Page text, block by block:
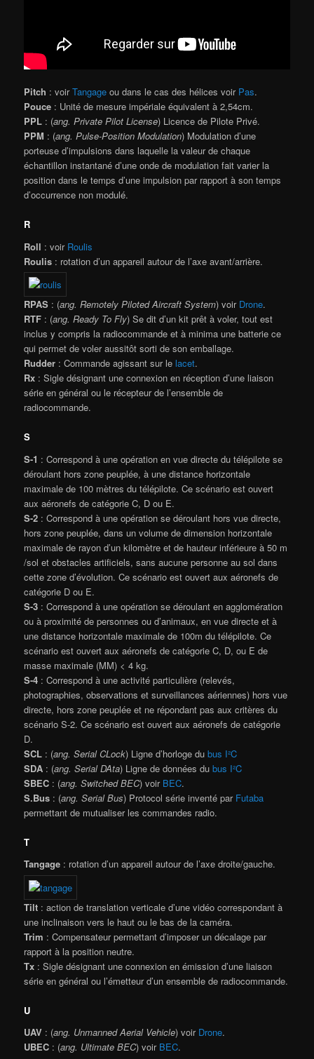
Pitch : voirTangage ou dans le cas des hélices voir Pas.
Pouce : Unité de mesure impériale équivalent à 2,54cm.
PPL : (ang. Private Pilot License) Licence de Pilote Privé.
PPM : (ang. Pulse-Position Modulation) Modulation d’une
porteuse d’impulsions dans laquelle la valeur de chaque
échantillon instantané d’une onde de modulation fait varier la
position dans le temps d’une impulsion par rapport à son temps
d’occurrence non modulé.
R
Roll : voir Roulis
Roulis : rotation d’un appareil autour de l’axe avant/arrière.
RPAS : (ang. Remotely Piloted Aircraft System) voir Drone.
RTF : (ang. Ready To Fly) Se dit d’un kit prêt à voler, tout est
inclus y compris la radiocommande et à minima une batterie ce
qui permet de voler aussitôt sorti de son emballage.
Rudder : Commande agissant sur lelacet.
Rx : Sigle désignant une connexion en réception d’une liaison
série en général ou le récepteur de l’ensemble de
radiocommande.
S
S-1 : Correspond à une opération en vue directe du télépilote se
déroulant hors zone peuplée, à une distance horizontale
maximale de 100 mètres du télépilote. Ce scénario est ouvert
aux aéronefs de catégorie C, D ou E.
S-2 : Correspond à une opération se déroulant hors vue directe,
hors zone peuplée, dans un volume de dimension horizontale
maximale de rayon d’un kilomètre et de hauteur inférieure à 50 m
/sol et obstacles artificiels, sans aucune personne au sol dans
cette zone d’évolution. Ce scénario est ouvert aux aéronefs de
catégorie D ou E.
S-3 : Correspond à une opération se déroulant en agglomération
ou à proximité de personnes ou d’animaux, en vue directe et à
une distance horizontale maximale de 100m du télépilote. Ce
scénario est ouvert aux aéronefs de catégorie C, D, ou E de
masse maximale (MM) < 4 kg.
S-4 : Correspond à une activité particulière (relevés,
photographies, observations et surveillances aériennes) hors vue
directe, hors zone peuplée et ne répondant pas aux critères du
scénario S-2. Ce scénario est ouvert aux aéronefs de catégorie
D.
SCL : (ang. Serial CLock) Ligne d’horloge dubus I²C
SDA : (ang. Serial DAta) Ligne de données dubus I²C
SBEC : (ang. Switched BEC) voir BEC.
S.Bus : (ang. Serial Bus) Protocol série inventé par Futaba
permettant de mutualiser les commandes radio.
T
Tangage : rotation d’un appareil autour de l’axe droite/gauche.
Tilt : action de translation verticale d’une vidéo correspondant à
une inclinaison vers le haut ou le bas de la caméra.
Trim : Compensateur permettant d’imposer un décalage par
rapport à la position neutre.
Tx : Sigle désignant une connexion en émission d’une liaison
série en général ou l’émetteur d’un ensemble de radiocommande.
U
UAV : (ang. Unmanned Aerial Vehicle) voir Drone.
UBEC : (ang. Ultimate BEC) voir BEC.